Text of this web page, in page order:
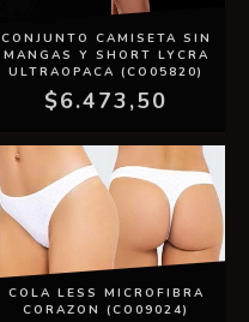
CONJUNTO CAMISETA SIN
MANGAS Y SHORT LYCRA
ULTRAOPACA (CO05820)
$6.473,50
COLA LESS MICROFIBRA
CORAZON (CO09024)